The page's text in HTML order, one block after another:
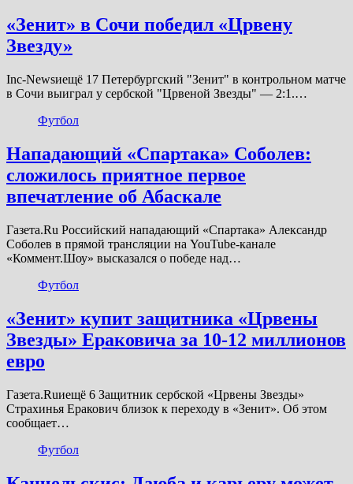
«Зенит» в Сочи победил «Црвену
Звезду»
Inc-Newsиещё 17 Петербургский "Зенит" в контрольном матче
в Сочи выиграл у сербской "Црвеной Звезды" — 2:1.…
Футбол
Нападающий «Спартака» Соболев:
сложилось приятное первое
впечатление об Абаскале
Газета.Ru Российский нападающий «Спартака» Александр
Соболев в прямой трансляции на YouTube-канале
«Коммент.Шоу» высказался о победе над…
Футбол
«Зенит» купит защитника «Црвены
Звезды» Ераковича за 10-12 миллионов
евро
Газета.Ruиещё 6 Защитник сербской «Црвены Звезды»
Страхинья Еракович близок к переходу в «Зенит». Об этом
сообщает…
Футбол